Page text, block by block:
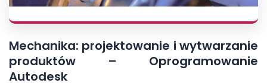
Mechanika: projektowanie i wytwarzanie
produktów – Oprogramowanie
Autodesk